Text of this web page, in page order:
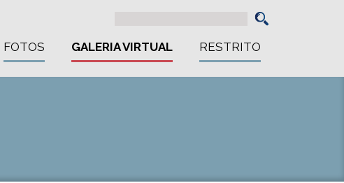
FOTOS GALERIA VIRTUAL RESTRITO